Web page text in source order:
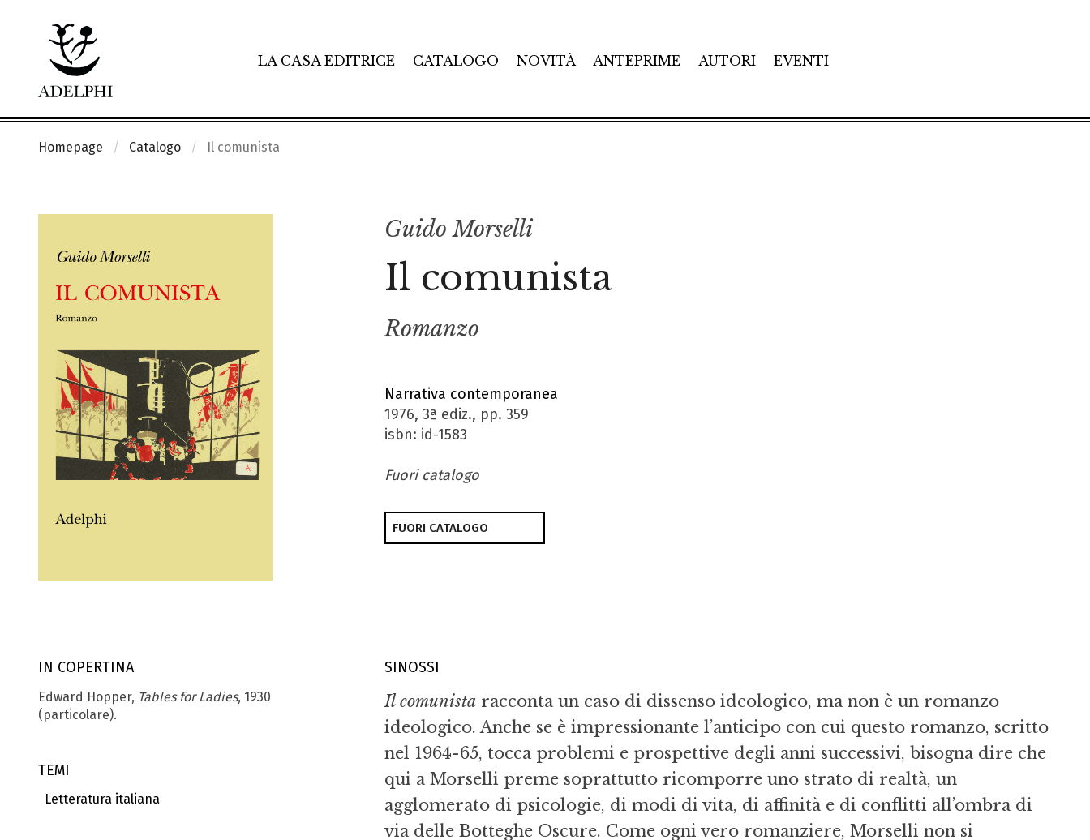
LA CASA EDITRICE CATALOGO NOVITÀ ANTEPRIME AUTORI EVENTI
Homepage Catalogo Il comunista
Guido Morselli
Il comunista
Romanzo
Narrativa contemporanea
1976, 3ª ediz., pp. 359
isbn: id-1583
Fuori catalogo
FUORI CATALOGO
IN COPERTINA
Edward Hopper, Tables for Ladies, 1930
(particolare).
TEMI
Letteratura italiana
SINOSSI
Il comunistaracconta un caso di dissenso ideologico, ma non è un romanzo
ideologico. Anche se è impressionante l’anticipo con cui questo romanzo, scritto
nel 1964-65, tocca problemi e prospettive degli anni successivi, bisogna dire che
qui a Morselli preme soprattutto ricomporre uno strato di realtà, un
agglomerato di psicologie, di modi di vita, di affinità e di conflitti all’ombra di
via delle Botteghe Oscure. Come ogni vero romanziere, Morselli non si